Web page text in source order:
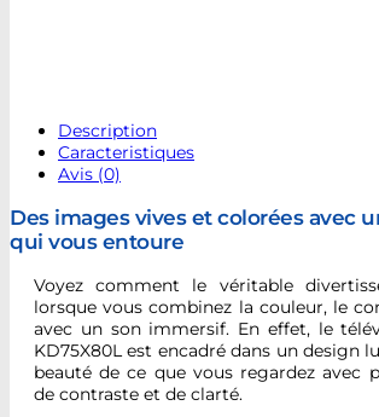
Description
Caracteristiques
Avis (0)
Des images vives et colorées avec
qui vous entoure
Voyez comment le véritable
lorsque vous combinez la couleur, le
avec un son immersif. En effet, le
KD75X80L est encadré dans un design
beauté de ce que vous regardez avec
de contraste et de clarté.